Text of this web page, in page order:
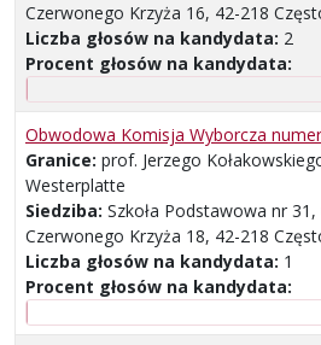
Czerwonego Krzyża 16, 42-218
Liczba głosów na kandydata: 2
Procent głosów na kandydata:
Obwodowa Komisja Wyborcza
Granice: prof. Jerzego
Westerplatte
Siedziba: Szkoła Podstawowa nr
Czerwonego Krzyża 18, 42-218
Liczba głosów na kandydata: 1
Procent głosów na kandydata: